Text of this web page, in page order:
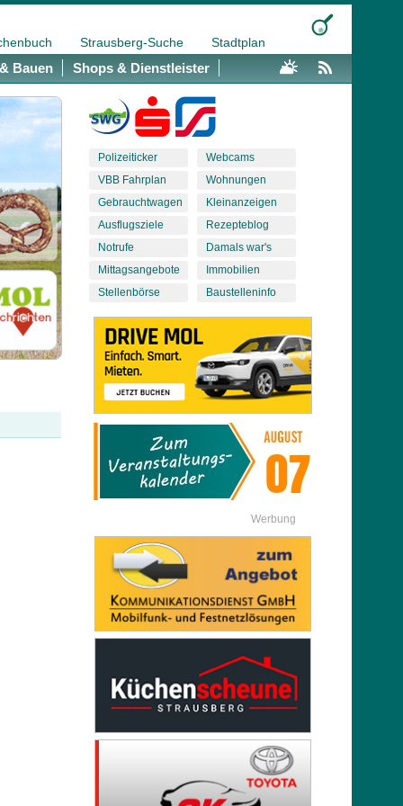
Strausberg-Suche Stadtplan
Bauen Shops & Dienstleister
Polizeiticker
VBB Fahrplan
Gebrauchtwagen
Ausflugsziele
Notrufe
Mittagsangebote
Stellenbörse
Webcams
Wohnungen
Kleinanzeigen
Rezepteblog
Damals war's
Immobilien
Baustelleninfo
Werbung